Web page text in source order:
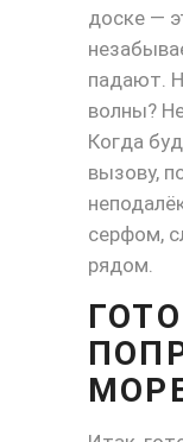
доске —
падают.
волны?
Когда
вызову,
серфом,
рядом.